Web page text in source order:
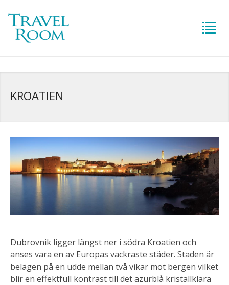
KROATIEN
Dubrovnik ligger längst ner i södra Kroatien och
anses vara en av Europas vackraste städer. Staden är
belägen på en udde mellan två vikar mot bergen vilket
blir en effektfull kontrast till det azurblå kristallklara